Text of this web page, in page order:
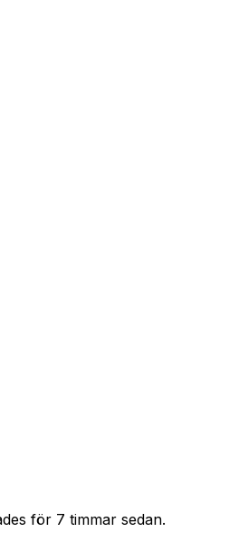
för 7 timmar sedan.